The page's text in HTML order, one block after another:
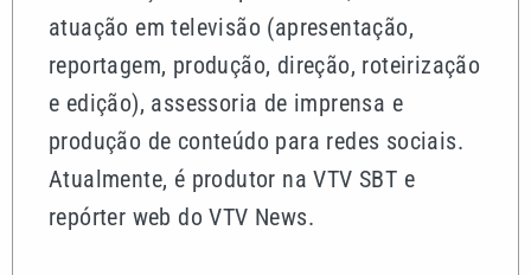
atuação em televisão (apresentação,
reportagem, produção, direção, roteirização
e edição), assessoria de imprensa e
produção de conteúdo para redes sociais.
Atualmente, é produtor na VTV SBT e
repórter web do VTV News.